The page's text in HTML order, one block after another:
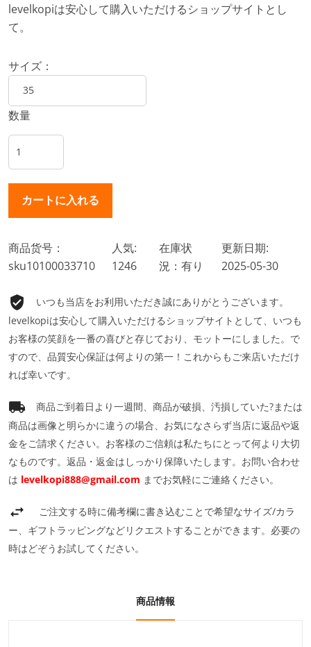
levelkopiは安心して購入いただけるショップサイトとし
て。
サイズ：
数量
商品货号：
sku10100033710
人気:
1246
在庫状
況：有り
更新日期:
2025-05-30
いつも当店をお利用いただき誠にありがとうございます。
levelkopiは安心して購入いただけるショップサイトとして、いつも
お客様の笑顔を一番の喜びと存じており、モットーにしました。で
すので、品質安心保証は何よりの第一！これからもご来店いただけ
れば幸いです。
商品ご到着日より一週間、商品が破損、汚損していた?または
商品は画像と明らかに違うの場合、お気になさらず当店に返品や返
金をご請求ください。お客様のご信頼は私たちにとって何より大切
なものです。返品・返金はしっかり保障いたします。お問い合わせ
は levelkopi888@gmail.com までお気軽にご連絡ください。
ご注文する時に備考欄に書き込むことで希望なサイズ/カラ
ー、ギフトラッピングなどリクエストすることができます。必要の
時はどぞうお試してください。
商品情報